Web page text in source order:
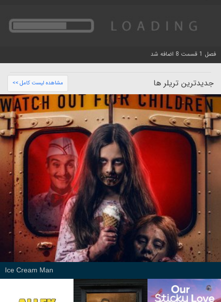
فصل 1 قسمت 8 اضافه شد
جدیدترین تریلر ها مشاهده لیست کامل >>
Ice Cream Man